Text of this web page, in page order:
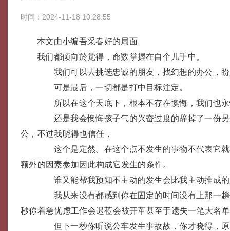
时间：2024-11-18 10:28:55
本文由小编吾采春好的局面
我们都倾向於觉得，命数掌握在自个儿手中。
我们可以去挑选忠诚的朋友，找幻想的办公，盼
可是最后，一切都是打中目标注定。
所以在这个天底下，根本不存在懊悔，我们也永
还是我会懊悔孩子气的兴奋过度的辞掉了一份另
公，不过我晓得也信任，
这个是定然。在这个点不发生的事物不代表它就
额外的因素参加因此构成它发生的条件。
谁又能帮我预知不主动的发生会比我主动推成的
我从来没有都感到你在固定的时间没有上那一趟
秒你着急忧虑工作会迟莅会被开革甚至于遗失一笔大名
但下一秒你听说公车发生事故故，你才晓得，原